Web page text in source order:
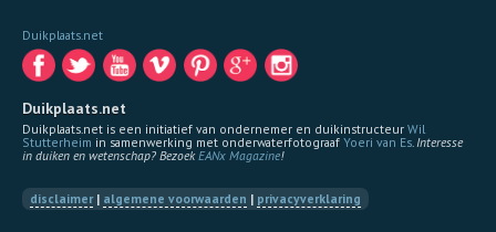
Duikplaats.net
Duikplaats.net
Duikplaats.net is een initiatief van ondernemer en duikinstructeur Wil
Stutterheim in samenwerking met onderwaterfotograaf Yoeri van Es Interesse
in duiken en wetenschap? BezoekEANx Magazine!
disclaimer| algemene voorwaarden | privacyverklaring